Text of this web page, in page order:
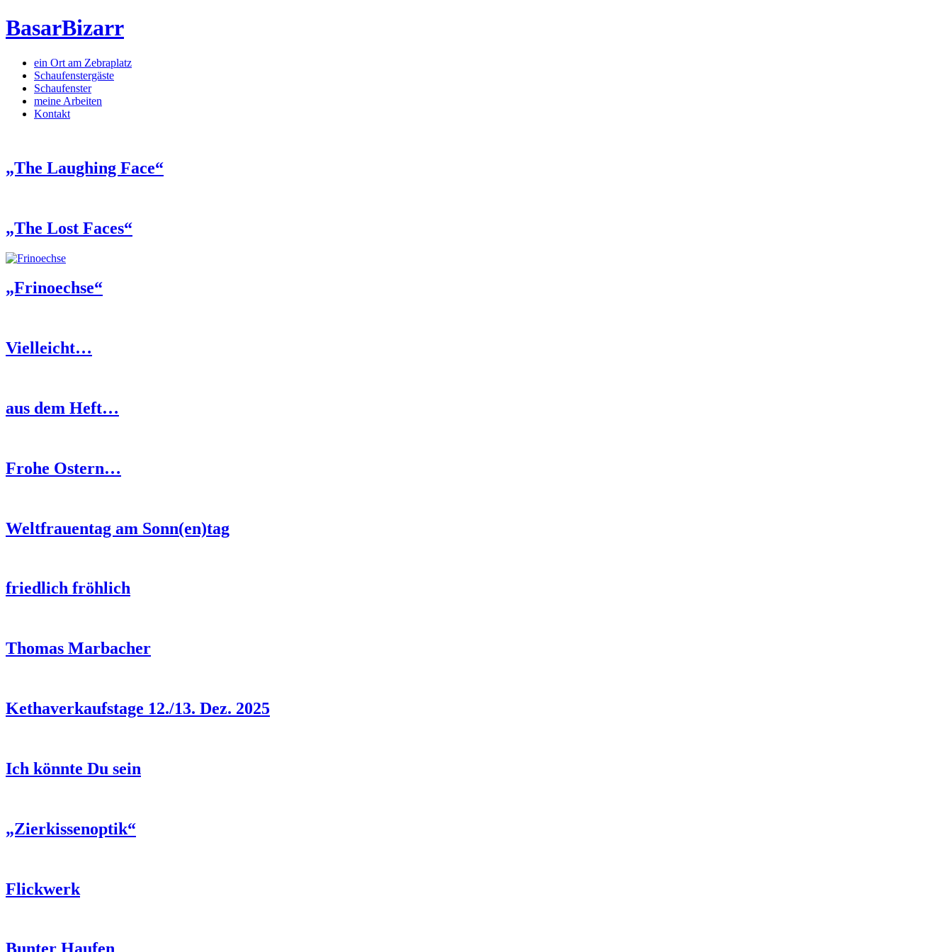
BasarBizarr
ein Ort am Zebraplatz
Schaufenster­gäste
Schaufenster
meine Arbeiten
Kontakt
„The Laughing Face“
„The Lost Faces“
„Frinoechse“
Vielleicht…
aus dem Heft…
Frohe Ostern…
Weltfrauentag am Sonn(en)tag
friedlich fröhlich
Thomas Marbacher
Kethaverkaufstage 12./13. Dez. 2025
Ich könnte Du sein
„Zierkissenoptik“
Flickwerk